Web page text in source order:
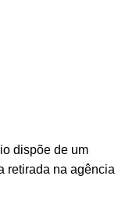
dispõe de um
retirada na agência